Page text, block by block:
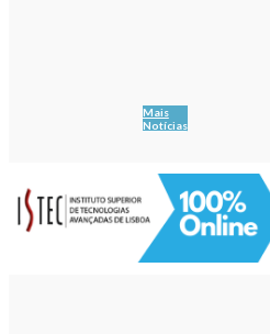
Mais
Notícias